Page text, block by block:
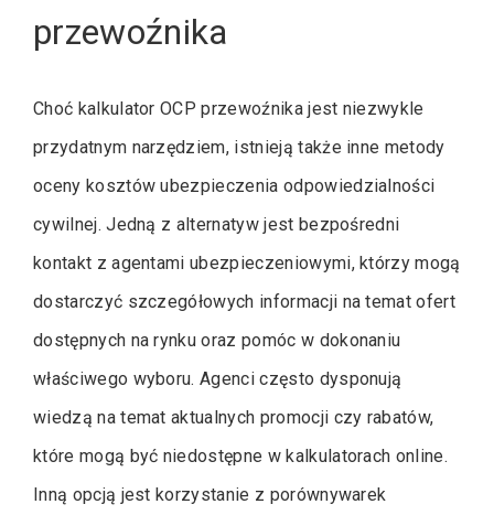
przewoźnika
Choć kalkulator OCP przewoźnika jest niezwykle
przydatnym narzędziem, istnieją także inne metody
oceny kosztów ubezpieczenia odpowiedzialności
cywilnej. Jedną z alternatyw jest bezpośredni
kontakt z agentami ubezpieczeniowymi, którzy mogą
dostarczyć szczegółowych informacji na temat ofert
dostępnych na rynku oraz pomóc w dokonaniu
właściwego wyboru. Agenci często dysponują
wiedzą na temat aktualnych promocji czy rabatów,
które mogą być niedostępne w kalkulatorach online.
Inną opcją jest korzystanie z porównywarek